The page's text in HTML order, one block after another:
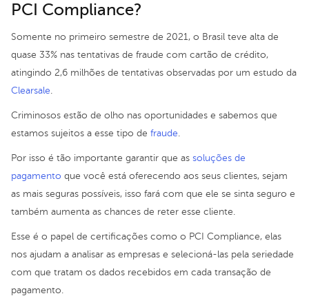
PCI Compliance?
Somente no primeiro semestre de 2021, o Brasil teve alta de
quase 33% nas tentativas de fraude com cartão de crédito,
atingindo 2,6 milhões de tentativas observadas por um estudo da
Clearsale.
Criminosos estão de olho nas oportunidades e sabemos que
estamos sujeitos a esse tipo de fraude.
Por isso é tão importante garantir que as soluções de
pagamento que você está oferecendo aos seus clientes, sejam
as mais seguras possíveis, isso fará com que ele se sinta seguro e
também aumenta as chances de reter esse cliente.
Esse é o papel de certificações como o PCI Compliance, elas
nos ajudam a analisar as empresas e selecioná-las pela seriedade
com que tratam os dados recebidos em cada transação de
pagamento.